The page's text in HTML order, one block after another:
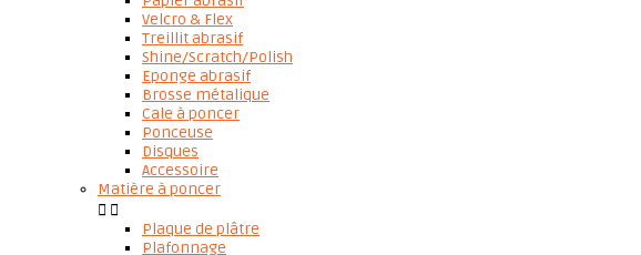
Velcro & Flex
Treillit abrasif
Shine/Scratch/Polish
Eponge abrasif
Brosse métalique
Cale à poncer
Ponceuse
Disques
Accessoire
Matière à poncer
 
Plaque de plâtre
Plafonnage